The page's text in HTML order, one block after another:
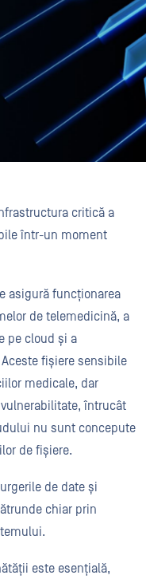
critică a
într-un moment
asigură funcționarea
de telemedicină, a
pe cloud și a
fișiere sensibile
medicale, dar
întrucât
nu sunt concepute
de fișiere.
de date și
chiar prin
este esențială,